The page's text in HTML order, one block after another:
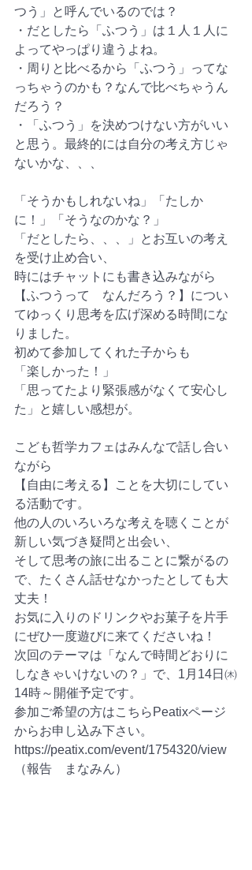
つう」と呼んでいるのでは？
・だとしたら「ふつう」は１人１人に
よってやっぱり違うよね。
・周りと比べるから「ふつう」ってな
っちゃうのかも？なんで比べちゃうん
だろう？
・「ふつう」を決めつけない方がいい
と思う。最終的には自分の考え方じゃ
ないかな、、、
「そうかもしれないね」「たしか
に！」「そうなのかな？」
「だとしたら、、、」とお互いの考え
を受け止め合い、
時にはチャットにも書き込みながら
【ふつうって　なんだろう？】につい
てゆっくり思考を広げ深める時間にな
りました。
初めて参加してくれた子からも
「楽しかった！」
「思ってたより緊張感がなくて安心し
た」と嬉しい感想が。
こども哲学カフェはみんなで話し合い
ながら
【自由に考える】ことを大切にしてい
る活動です。
他の人のいろいろな考えを聴くことが
新しい気づき疑問と出会い、
そして思考の旅に出ることに繋がるの
で、たくさん話せなかったとしても大
丈夫！
お気に入りのドリンクやお菓子を片手
にぜひ一度遊びに来てくださいね！
次回のテーマは「なんで時間どおりに
しなきゃいけないの？」で、1月14日㈭
14時～開催予定です。
参加ご希望の方はこちらPeatixページ
からお申し込み下さい。
https://peatix.com/event/1754320/view
（報告　まなみん）